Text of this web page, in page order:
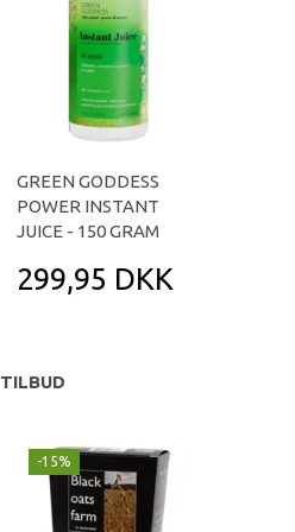
GREEN GODDESS
POWER INSTANT
JUICE - 150 GRAM
299,95 DKK
TILBUD
-15%